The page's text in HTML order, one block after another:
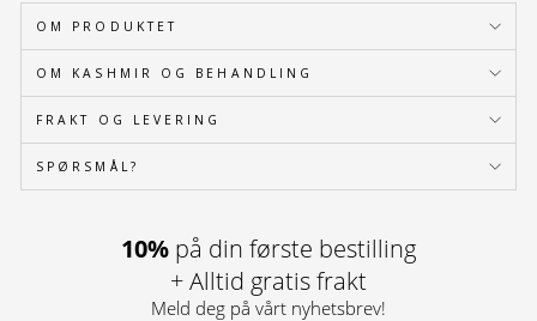
OM PRODUKTET
OM KASHMIR OG BEHANDLING
FRAKT OG LEVERING
SPØRSMÅL?
10% på din første bestilling
+ Alltid gratis frakt
Meld deg på vårt nyhetsbrev!